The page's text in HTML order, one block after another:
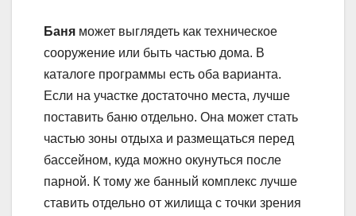
Баня может выглядеть как техническое
сооружение или быть частью дома. В
каталоге программы есть оба варианта.
Если на участке достаточно места, лучше
поставить баню отдельно. Она может стать
частью зоны отдыха и размещаться перед
бассейном, куда можно окунуться после
парной. К тому же банный комплекс лучше
ставить отдельно от жилища с точки зрения